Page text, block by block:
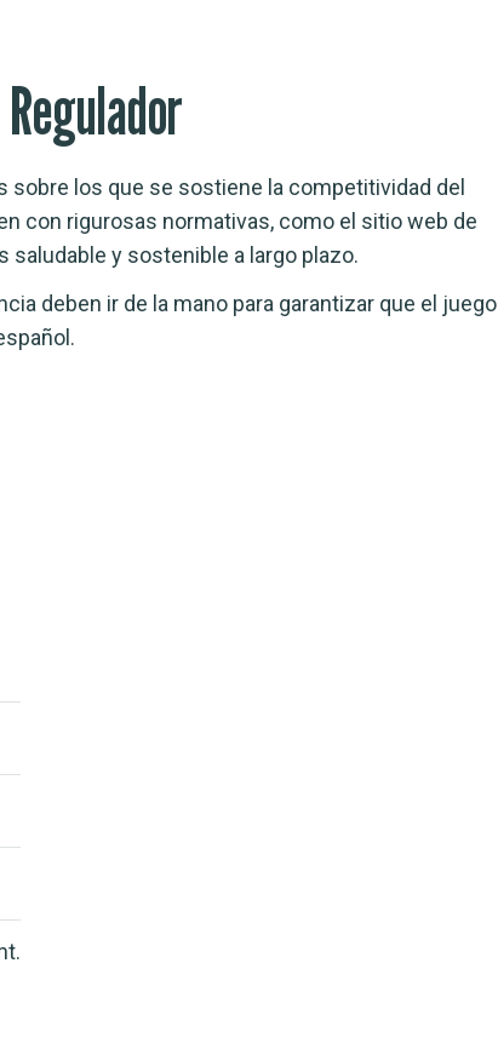
sobre los que se sostiene la competitividad del
con rigurosas normativas, como el sitio web de
saludable y sostenible a largo plazo.
deben ir de la mano para garantizar que el juego